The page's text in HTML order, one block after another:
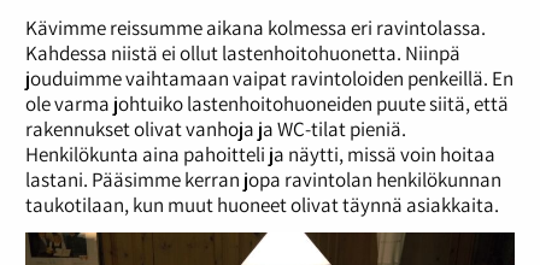
Kävimme reissumme aikana kolmessa eri ravintolassa.
Kahdessa niistä ei ollut lastenhoitohuonetta. Niinpä
jouduimme vaihtamaan vaipat ravintoloiden penkeillä. En
ole varma johtuiko lastenhoitohuoneiden puute siitä, että
rakennukset olivat vanhoja ja WC-tilat pieniä.
Henkilökunta aina pahoitteli ja näytti, missä voin hoitaa
lastani. Pääsimme kerran jopa ravintolan henkilökunnan
taukotilaan, kun muut huoneet olivat täynnä asiakkaita.